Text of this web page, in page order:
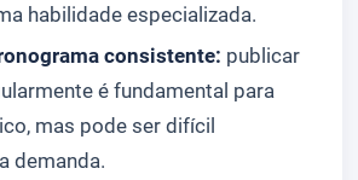
habilidade especializada.
consistente: publicar
é fundamental para
mas pode ser difícil
demanda.